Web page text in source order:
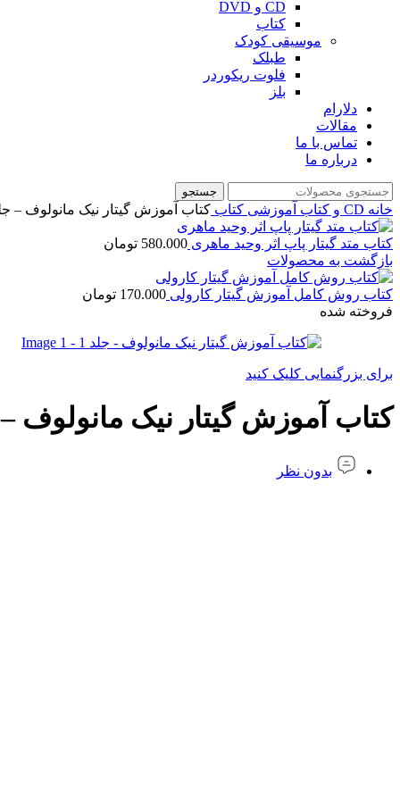
CD و DVD
کتاب
موسیقی کودک
طبلک
فلوت ریکوردر
بلز
دلارام
مقالات
تماس با ما
درباره ما
جستجو
خانه CD و کتاب آموزشی کتاب کتاب آموزش گیتار نیک مانولوف –
کتاب متد گیتار پاپ اثر وحید ماهری 580.000 تومان
بازگشت به محصولات
کتاب روش کامل آموزش گیتار کارولی 170.000 تومان
فروخته شده
برای بزرگنمایی کلیک کنید
کتاب آموزش گیتار نیک مانولوف –
بدون نظر